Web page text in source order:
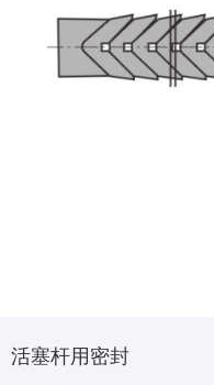
活塞杆用密封